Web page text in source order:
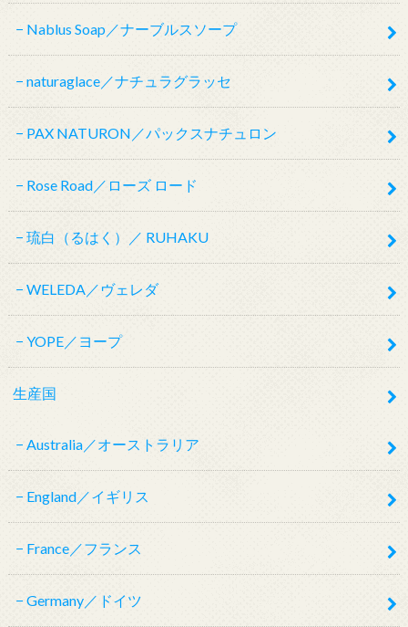
Nablus Soap／ナーブルスソープ
naturaglace／ナチュラグラッセ
PAX NATURON／パックスナチュロン
Rose Road／ローズ ロード
琉白（るはく）／ RUHAKU
WELEDA／ヴェレダ
YOPE／ヨープ
生産国
Australia／オーストラリア
England／イギリス
France／フランス
Germany／ドイツ